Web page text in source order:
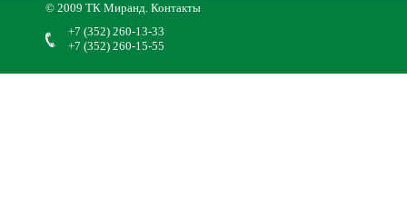
© 2009 ТК Миранд. Контакты
+7 (352) 260-13-33
+7 (352) 260-15-55